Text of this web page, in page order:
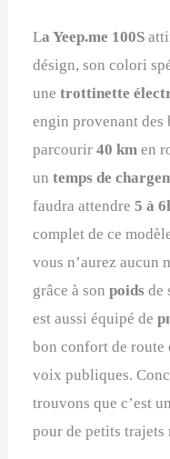
La Yeep.me 100S
désign, son colori
unetrottinette
engin provenant
parcourir40 km en
untemps de
faudra attendre5 à
complet de ce
vous n’aurez aucun
grâce à sonpoidsde
est aussi équipé de
bon confort de route
voix publiques.
trouvons que c’est
pour de petits trajets